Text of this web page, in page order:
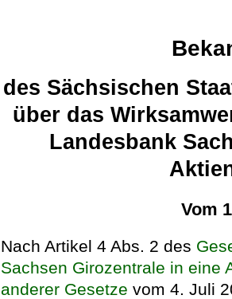
des Sächsischen
über das
Landesbank
Vom
Nach Artikel 4 Abs. 2 des
Sachsen Girozentrale in eine
anderer Gesetze vom 4. Juli